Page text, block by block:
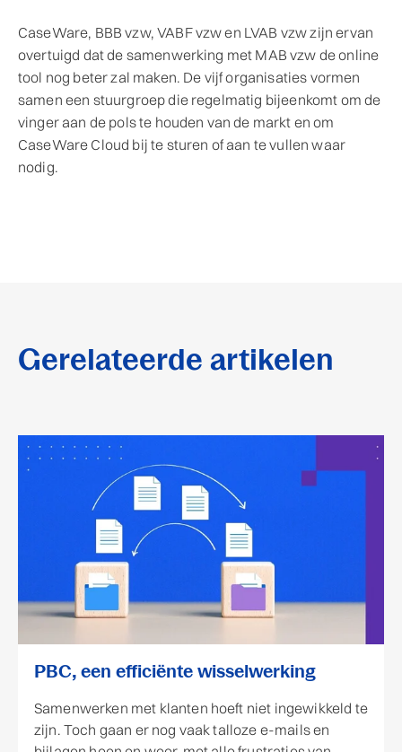
CaseWare, BBB vzw, VABF vzw en LVAB vzw zijn ervan
overtuigd dat de samenwerking met MAB vzw de online
tool nog beter zal maken. De vijf organisaties vormen
samen een stuurgroep die regelmatig bijeenkomt om de
vinger aan de pols te houden van de markt en om
CaseWare Cloud bij te sturen of aan te vullen waar
nodig.
Gerelateerde artikelen
PBC, een efficiënte wisselwerking
Samenwerken met klanten hoeft niet ingewikkeld te
zijn. Toch gaan er nog vaak talloze e-mails en